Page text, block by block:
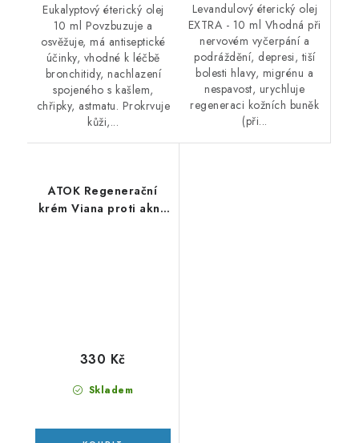
Eukalyptový éterický olej
10 ml Povzbuzuje a
osvěžuje, má antiseptické
účinky, vhodné k léčbě
bronchitidy, nachlazení
spojeného s kašlem,
chřipky, astmatu. Prokrvuje
kůži,...
Levandulový éterický olej
EXTRA - 10 ml Vhodná při
nervovém vyčerpání a
podráždění, depresi, tiší
bolesti hlavy, migrénu a
nespavost, urychluje
regeneraci kožních buněk
(při...
ATOK Regenerační
krém Viana proti akné
Skladem
330 Kč